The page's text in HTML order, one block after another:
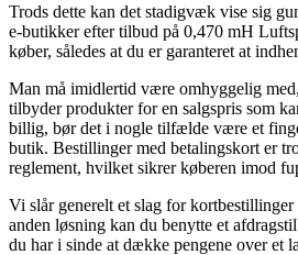
Trods dette kan det stadigvæk vise sig
e-butikker efter tilbud på 0,470 mH
køber, således at du er garanteret at
Man må imidlertid være omhyggelig
tilbyder produkter for en salgspris som
billig, bør det i nogle tilfælde være et
butik. Bestillinger med betalingskort er
reglement, hvilket sikrer køberen imod
Vi slår generelt et slag for
anden løsning kan du benytte et
du har i sinde at dække pengene over et